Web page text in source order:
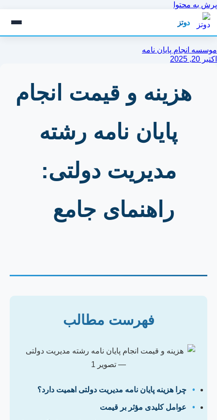
به محتوا
دوتز
انجام پایان نامه
هزینه و قیمت انجام
پایان نامه رشته
مدیریت دولتی:
راهنمای جامع
فهرست مطالب
چرا هزینه پایان نامه مدیریت دولتی اهمیت دارد؟
عوامل کلیدی مؤثر بر قیمت